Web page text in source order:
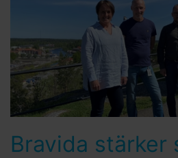
Bravida stärker